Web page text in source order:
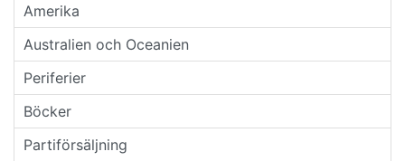
Amerika
Australien och Oceanien
Periferier
Böcker
Partiförsäljning